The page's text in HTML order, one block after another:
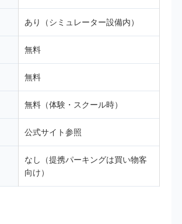
あり（シミュレーター設備内）
無料
無料
無料（体験・スクール時）
公式サイト参照
なし（提携パーキングは買い物客
向け）